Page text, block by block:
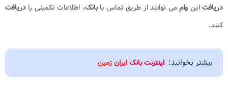
دریافتاین واممی توانند از طریق تماس بابانک، اطلاعات تکمیلی را دریافت
کنند.
بیشتر بخوانید: اینترنت بانک ایران زمین